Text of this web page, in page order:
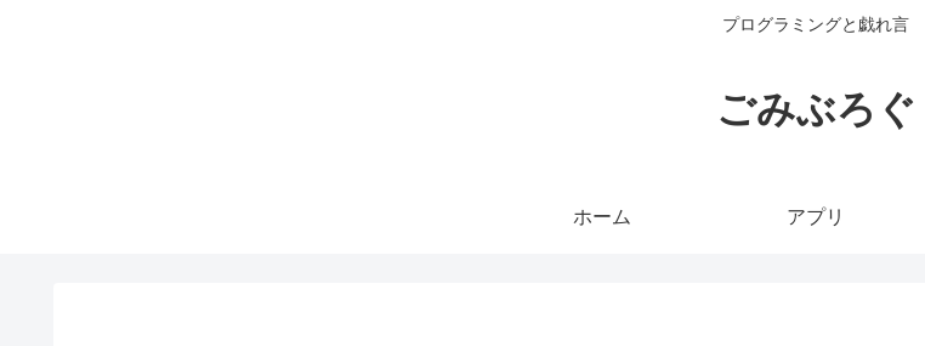
プログラミングと戯れ言
ごみぶろぐ
ホーム アプリ